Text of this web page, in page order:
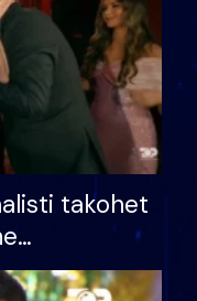
takohet
ndonjë letër